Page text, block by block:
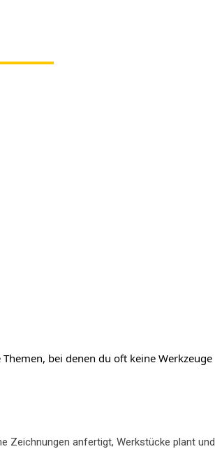
bei denen du oft keine Werkzeuge
Zeichnungen anfertigt, Werkstücke plant und